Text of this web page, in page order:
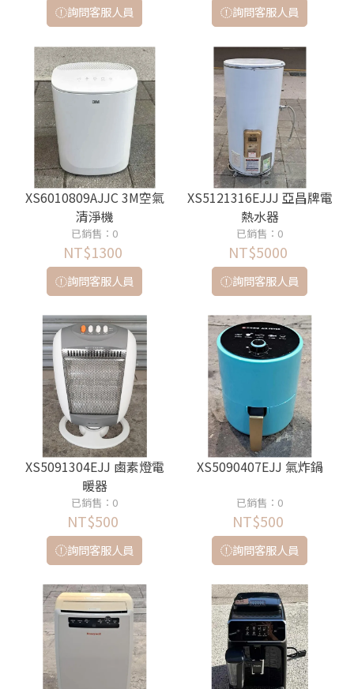
詢問客服人員 詢問客服人員
XS6010809AJJC 3M空氣
清淨機
已銷售：0
NT$1300
詢問客服人員
XS5121316EJJJ 亞昌牌電
熱水器
已銷售：0
NT$5000
詢問客服人員
XS5091304EJJ 鹵素燈電
暖器
已銷售：0
NT$500
詢問客服人員
XS5090407EJJ 氣炸鍋
已銷售：0
NT$500
詢問客服人員